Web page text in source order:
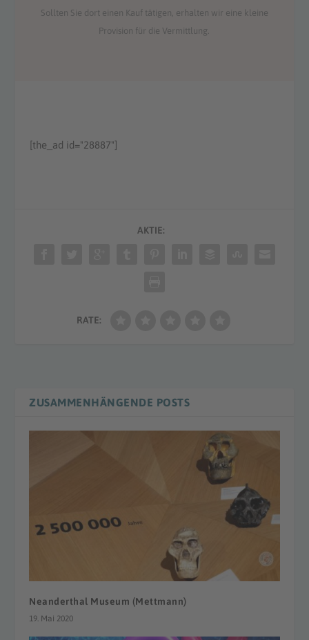
Sollten Sie dort einen Kauf tätigen, erhalten wir eine kleine
Provision für die Vermittlung.
[the_ad id="28887"]
AKTIE:
RATE:
ZUSAMMENHÄNGENDE POSTS
Neanderthal Museum (Mettmann)
19. Mai 2020